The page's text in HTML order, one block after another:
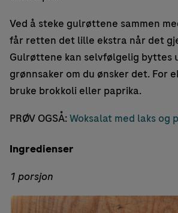
Ved å steke gulrøttene sammen
får retten det lille ekstra når det
Gulrøttene kan selvfølgelig byttes
grønnsaker om du ønsker det. For
bruke brokkoli eller paprika.
PRØV OGSÅ:Woksalat med laks og
Ingredienser
1 porsjon